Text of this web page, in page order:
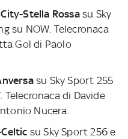
Stella Rossasu Sky
su NOW. Telecronaca
Gol di Paolo
su Sky Sport 255
Telecronaca di Davide
Nucera.
su Sky Sport 256 e